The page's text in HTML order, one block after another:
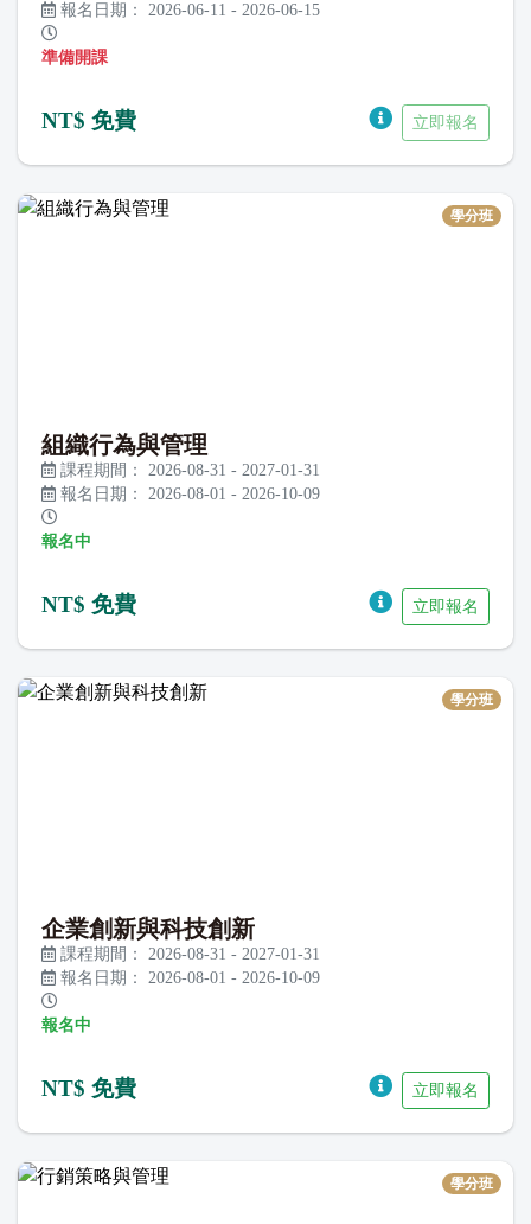
報名日期： 2026-06-11 - 2026-06-15
準備開課
NT$ 免費 立即報名
學分班
組織行為與管理
課程期間： 2026-08-31 - 2027-01-31
報名日期： 2026-08-01 - 2026-10-09
報名中
NT$ 免費 立即報名
學分班
企業創新與科技創新
課程期間： 2026-08-31 - 2027-01-31
報名日期： 2026-08-01 - 2026-10-09
報名中
NT$ 免費 立即報名
學分班